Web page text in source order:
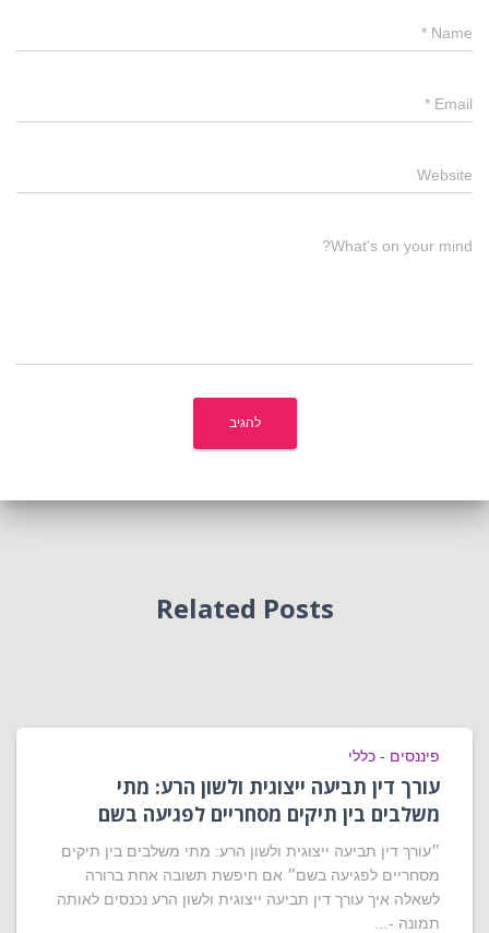
Name
*
Email
*
Website
What's on your mind?
Related Posts
פיננסים - כללי
עורך דין תביעה ייצוגית ולשון הרע: מתי
משלבים בין תיקים מסחריים לפגיעה בשם
״עורך דין תביעה ייצוגית ולשון הרע: מתי משלבים בין תיקים
מסחריים לפגיעה בשם״ אם חיפשת תשובה אחת ברורה
לשאלה איך עורך דין תביעה ייצוגית ולשון הרע נכנסים לאותה
תמונה -…